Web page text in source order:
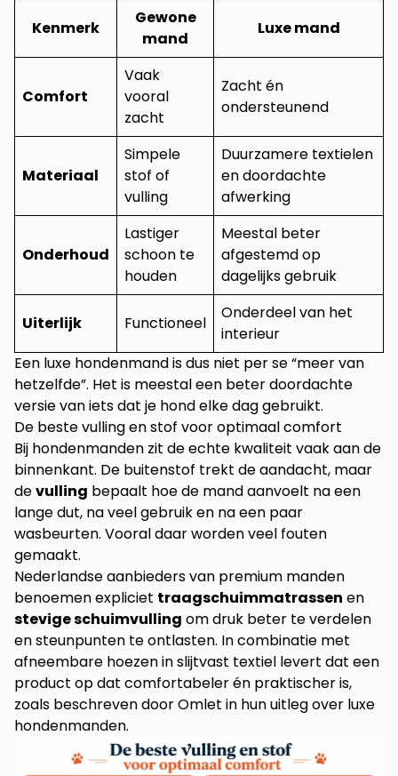
Kenmerk
Gewone
mand
Luxe mand
Comfort
Vaak
vooral
zacht
Zacht én
ondersteunend
Materiaal
Simpele
stof of
vulling
Duurzamere textielen
en doordachte
afwerking
Onderhoud
Lastiger
schoon te
houden
Meestal beter
afgestemd op
dagelijks gebruik
Uiterlijk Functioneel
Onderdeel van het
interieur
Een luxe hondenmand is dus niet per se “meer van
hetzelfde”. Het is meestal een beter doordachte
versie van iets dat je hond elke dag gebruikt.
De beste vulling en stof voor optimaal comfort
Bij hondenmanden zit de echte kwaliteit vaak aan de
binnenkant. De buitenstof trekt de aandacht, maar
devulling bepaalt hoe de mand aanvoelt na een
lange dut, na veel gebruik en na een paar
wasbeurten. Vooral daar worden veel fouten
gemaakt.
Nederlandse aanbieders van premium manden
benoemen expliciet traagschuimmatrassen en
stevige schuimvulling om druk beter te verdelen
en steunpunten te ontlasten. In combinatie met
afneembare hoezen in slijtvast textiel levert dat een
product op dat comfortabeler én praktischer is,
zoals beschreven doorOmlet in hun uitleg over luxe
hondenmanden.